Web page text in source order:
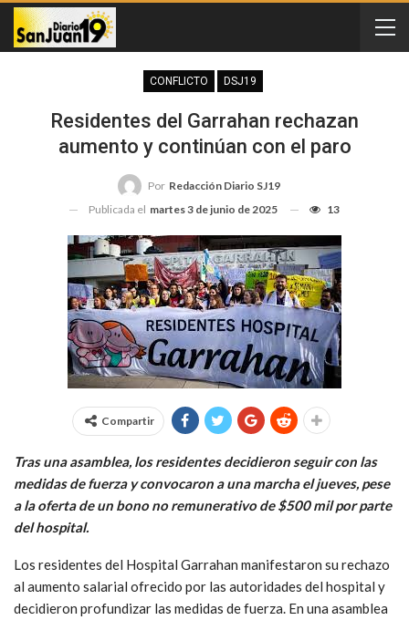
CONFLICTO DSJ19
Residentes del Garrahan rechazan
aumento y continúan con el paro
Por Redacción Diario SJ19
Publicada el martes 3 de junio de 2025 13
Compartir
Tras una asamblea, los residentes decidieron seguir con las
medidas de fuerza y convocaron a una marcha el jueves, pese
a la oferta de un bono no remunerativo de $500 mil por parte
del hospital.
Los residentes del Hospital Garrahan manifestaron su rechazo
al aumento salarial ofrecido por las autoridades del hospital y
decidieron profundizar las medidas de fuerza. En una asamblea